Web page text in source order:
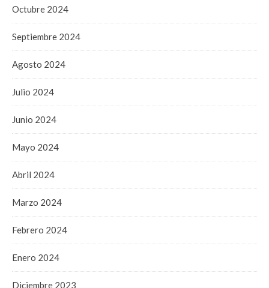
Octubre 2024
Septiembre 2024
Agosto 2024
Julio 2024
Junio 2024
Mayo 2024
Abril 2024
Marzo 2024
Febrero 2024
Enero 2024
Diciembre 2023